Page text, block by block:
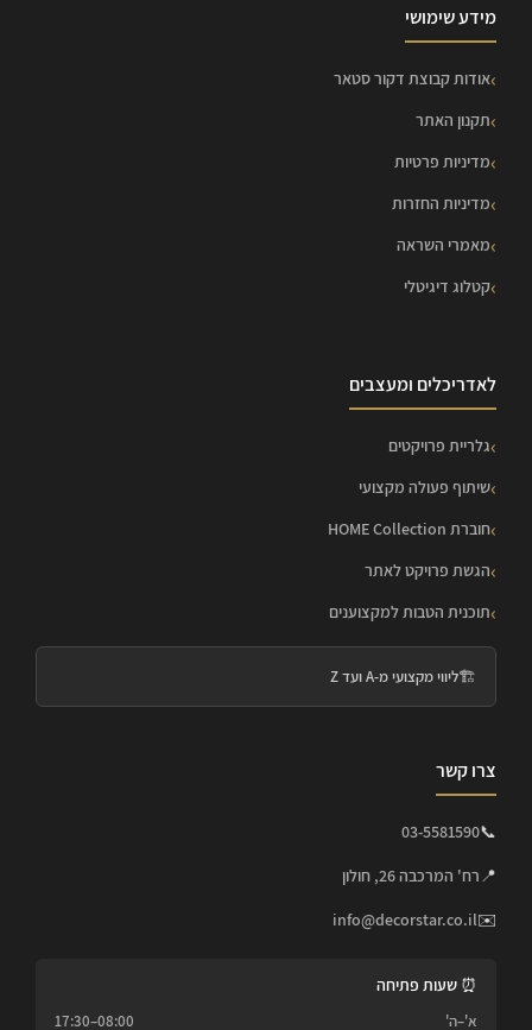
מידע שימושי
אודות קבוצת דקור סטאר
תקנון האתר
מדיניות פרטיות
מדיניות החזרות
מאמרי השראה
קטלוג דיגיטלי
לאדריכלים ומעצבים
גלריית פרויקטים
שיתוף פעולה מקצועי
חוברת HOME Collection
הגשת פרויקט לאתר
תוכנית הטבות למקצוענים
🏗️ליווי מקצועי מ-A ועד Z
צרו קשר
📞
03-5581590
📍רח' המרכבה 26, חולון
✉️
info@decorstar.co.il
⏰ שעות פתיחה
א'–ה' 08:00–17:30